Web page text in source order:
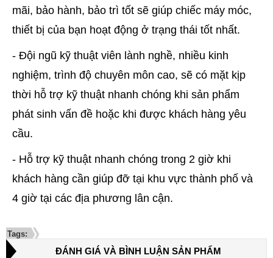
mãi, bảo hành, bảo trì tốt sẽ giúp chiếc máy móc,
thiết bị của bạn hoạt động ở trạng thái tốt nhất.
- Đội ngũ kỹ thuật viên lành nghề, nhiều kinh
nghiệm, trình độ chuyên môn cao, sẽ có mặt kịp
thời hỗ trợ kỹ thuật nhanh chóng khi sản phẩm
phát sinh vấn đề hoặc khi được khách hàng yêu
cầu.
- Hỗ trợ kỹ thuật nhanh chóng trong 2 giờ khi
khách hàng cần giúp đỡ tại khu vực thành phố và
4 giờ tại các địa phương lân cận.
Tags:
ĐÁNH GIÁ VÀ BÌNH LUẬN SẢN PHẨM